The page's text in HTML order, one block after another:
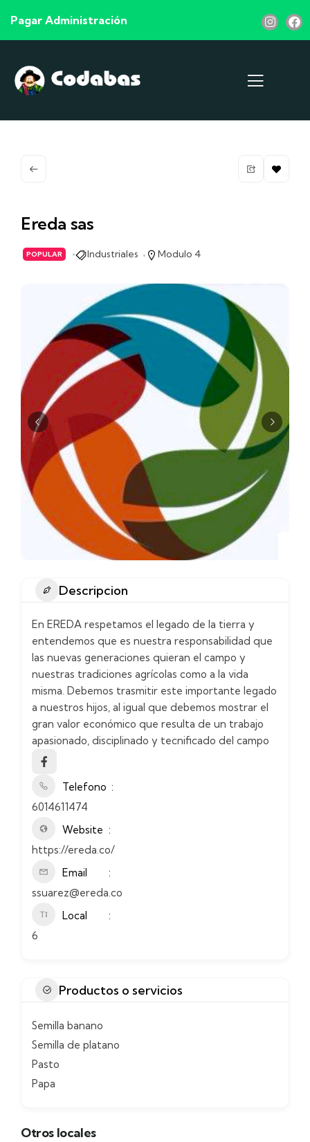
Pagar Administración
Ereda sas
POPULAR Industriales Modulo 4
Descripcion
En EREDA respetamos el legado de la tierra y
entendemos que es nuestra responsabilidad que
las nuevas generaciones quieran el campo y
nuestras tradiciones agrícolas como a la vida
misma. Debemos trasmitir este importante legado
a nuestros hijos, al igual que debemos mostrar el
gran valor económico que resulta de un trabajo
apasionado, disciplinado y tecnificado del campo
Telefono
6014611474
Website
https://ereda.co/
Email
ssuarez@ereda.co
Local
6
Productos o servicios
Semilla banano
Semilla de platano
Pasto
Papa
Otros locales